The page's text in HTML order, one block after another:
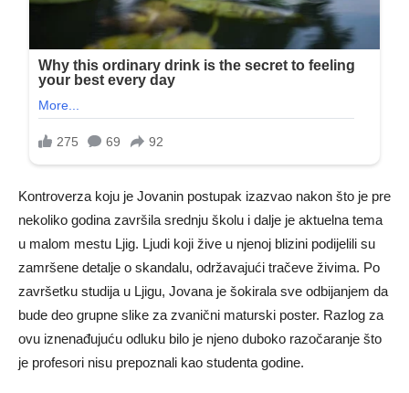
Kontroverza koju je Jovanin postupak izazvao nakon što je pre
nekoliko godina završila srednju školu i dalje je aktuelna tema
u malom mestu Ljig. Ljudi koji žive u njenoj blizini podijelili su
zamršene detalje o skandalu, održavajući tračeve živima. Po
završetku studija u Ljigu, Jovana je šokirala sve odbijanjem da
bude deo grupne slike za zvanični maturski poster. Razlog za
ovu iznenađujuću odluku bilo je njeno duboko razočaranje što
je profesori nisu prepoznali kao studenta godine.